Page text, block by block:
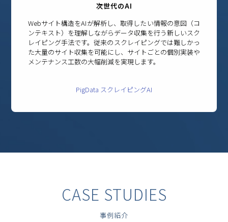
次世代のAI
Webサイト構造をAIが解析し、取得したい情報の意図（コ
ンテキスト）を理解しながらデータ収集を行う新しいスク
レイピング手法です。従来のスクレイピングでは難しかっ
た大量のサイト収集を可能にし、サイトごとの個別実装や
メンテナンス工数の大幅削減を実現します。
PigData スクレイピングAI
CASE STUDIES
事例紹介